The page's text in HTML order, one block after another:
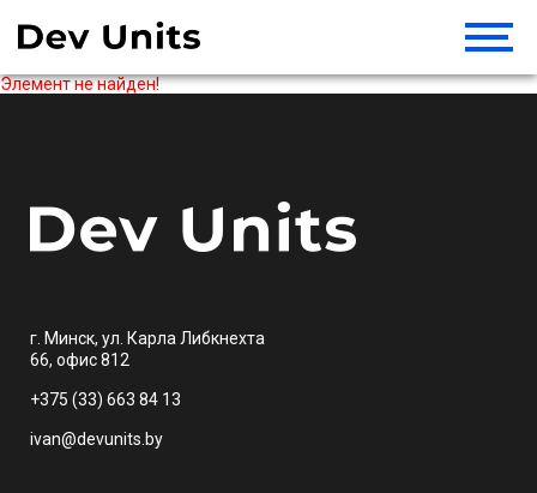
Элемент не найден!
г. Минск, ул. Карла Либкнехта
66, офис 812
+375 (33) 663 84 13
ivan@devunits.by